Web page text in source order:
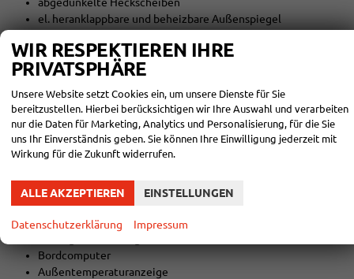
el. heranklappbare und beheizbare Außenspiegel
Licht und Sicht
LED-SCHEINWERFER (VOLL)
Tagfahrlicht
LED-Heckleuchten
Lichtautomatik
Coming-Home-Funktion
NEBELSCHEINWERFER
Technik
Bordcomputer
Außentemperaturanzeige
WIR RESPEKTIEREN IHRE
PRIVATSPHÄRE
Unsere Website setzt Cookies ein, um unsere Dienste für Sie
bereitzustellen. Hierbei berücksichtigen wir Ihre Auswahl und verarbeiten
nur die Daten für Marketing, Analytics und Personalisierung, für die Sie
uns Ihr Einverständnis geben. Sie können Ihre Einwilligung jederzeit mit
Wirkung für die Zukunft widerrufen.
ALLE AKZEPTIEREN EINSTELLUNGEN
Datenschutzerklärung Impressum